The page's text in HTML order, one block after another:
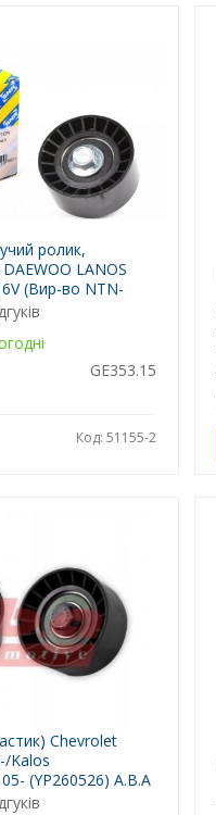
ролик,
LANOS
(Вир-во NTN-
GE353.15
Код: 51155-2
Chevrolet
Kalos
(YP260526) A.B.A